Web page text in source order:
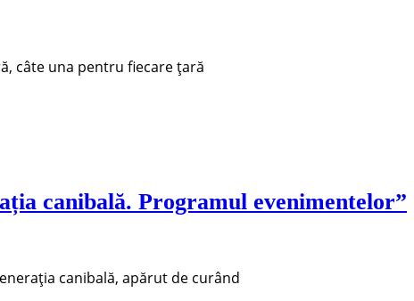
câte una pentru fiecare țară
canibală. Programul evenimentelor”
canibală, apărut de curând